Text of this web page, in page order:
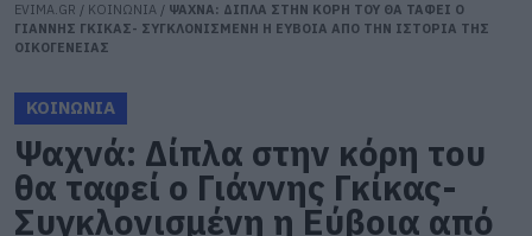
EVIMA.GR / ΚΟΙΝΩΝΙΑ / ΨΑΧΝΑ: ΔΙΠΛΑ ΣΤΗΝ ΚΟΡΗ ΤΟΥ ΘΑ ΤΑΦΕΙ Ο
ΓΙΑΝΝΗΣ ΓΚΙΚΑΣ- ΣΥΓΚΛΟΝΙΣΜΕΝΗ Η ΕΥΒΟΙΑ ΑΠΟ ΤΗΝ ΙΣΤΟΡΙΑ ΤΗΣ
ΟΙΚΟΓΕΝΕΙΑΣ
ΚΟΙΝΩΝΙΑ
Ψαχνά: Δίπλα στην κόρη του
θα ταφεί ο Γιάννης Γκίκας-
Συγκλονισμένη η Εύβοια από